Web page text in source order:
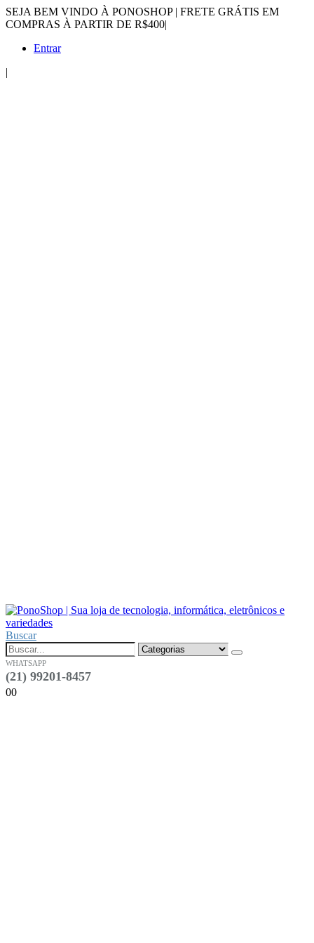
SEJA BEM VINDO À PONOSHOP | FRETE GRÁTIS EM
COMPRAS À PARTIR DE R$400|
Entrar
|
Buscar
WHATSAPP
(21) 99201-8457
00